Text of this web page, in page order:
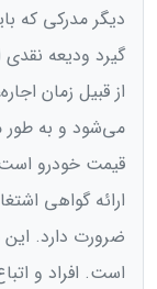
دیگر مدرکی که
گیرد ودیعه
از قبیل زمان
قیمت خودرو
ارائه گواهی
ضرورت دارد. این
است. افراد و